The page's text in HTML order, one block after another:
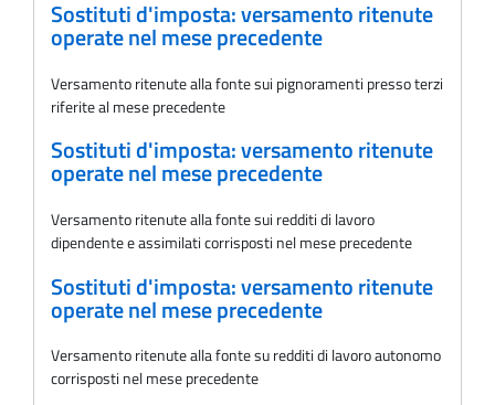
Sostituti d'imposta: versamento ritenute
operate nel mese precedente
Versamento ritenute alla fonte sui pignoramenti presso terzi
riferite al mese precedente
Sostituti d'imposta: versamento ritenute
operate nel mese precedente
Versamento ritenute alla fonte sui redditi di lavoro
dipendente e assimilati corrisposti nel mese precedente
Sostituti d'imposta: versamento ritenute
operate nel mese precedente
Versamento ritenute alla fonte su redditi di lavoro autonomo
corrisposti nel mese precedente